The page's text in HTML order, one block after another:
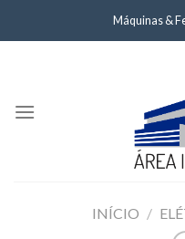
Máquinas &
INÍCIO /